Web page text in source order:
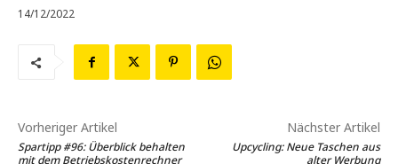
14/12/2022
Vorheriger Artikel
Spartipp #96: Überblick behalten
mit dem Betriebskostenrechner
Nächster Artikel
Upcycling: Neue Taschen aus
alter Werbung